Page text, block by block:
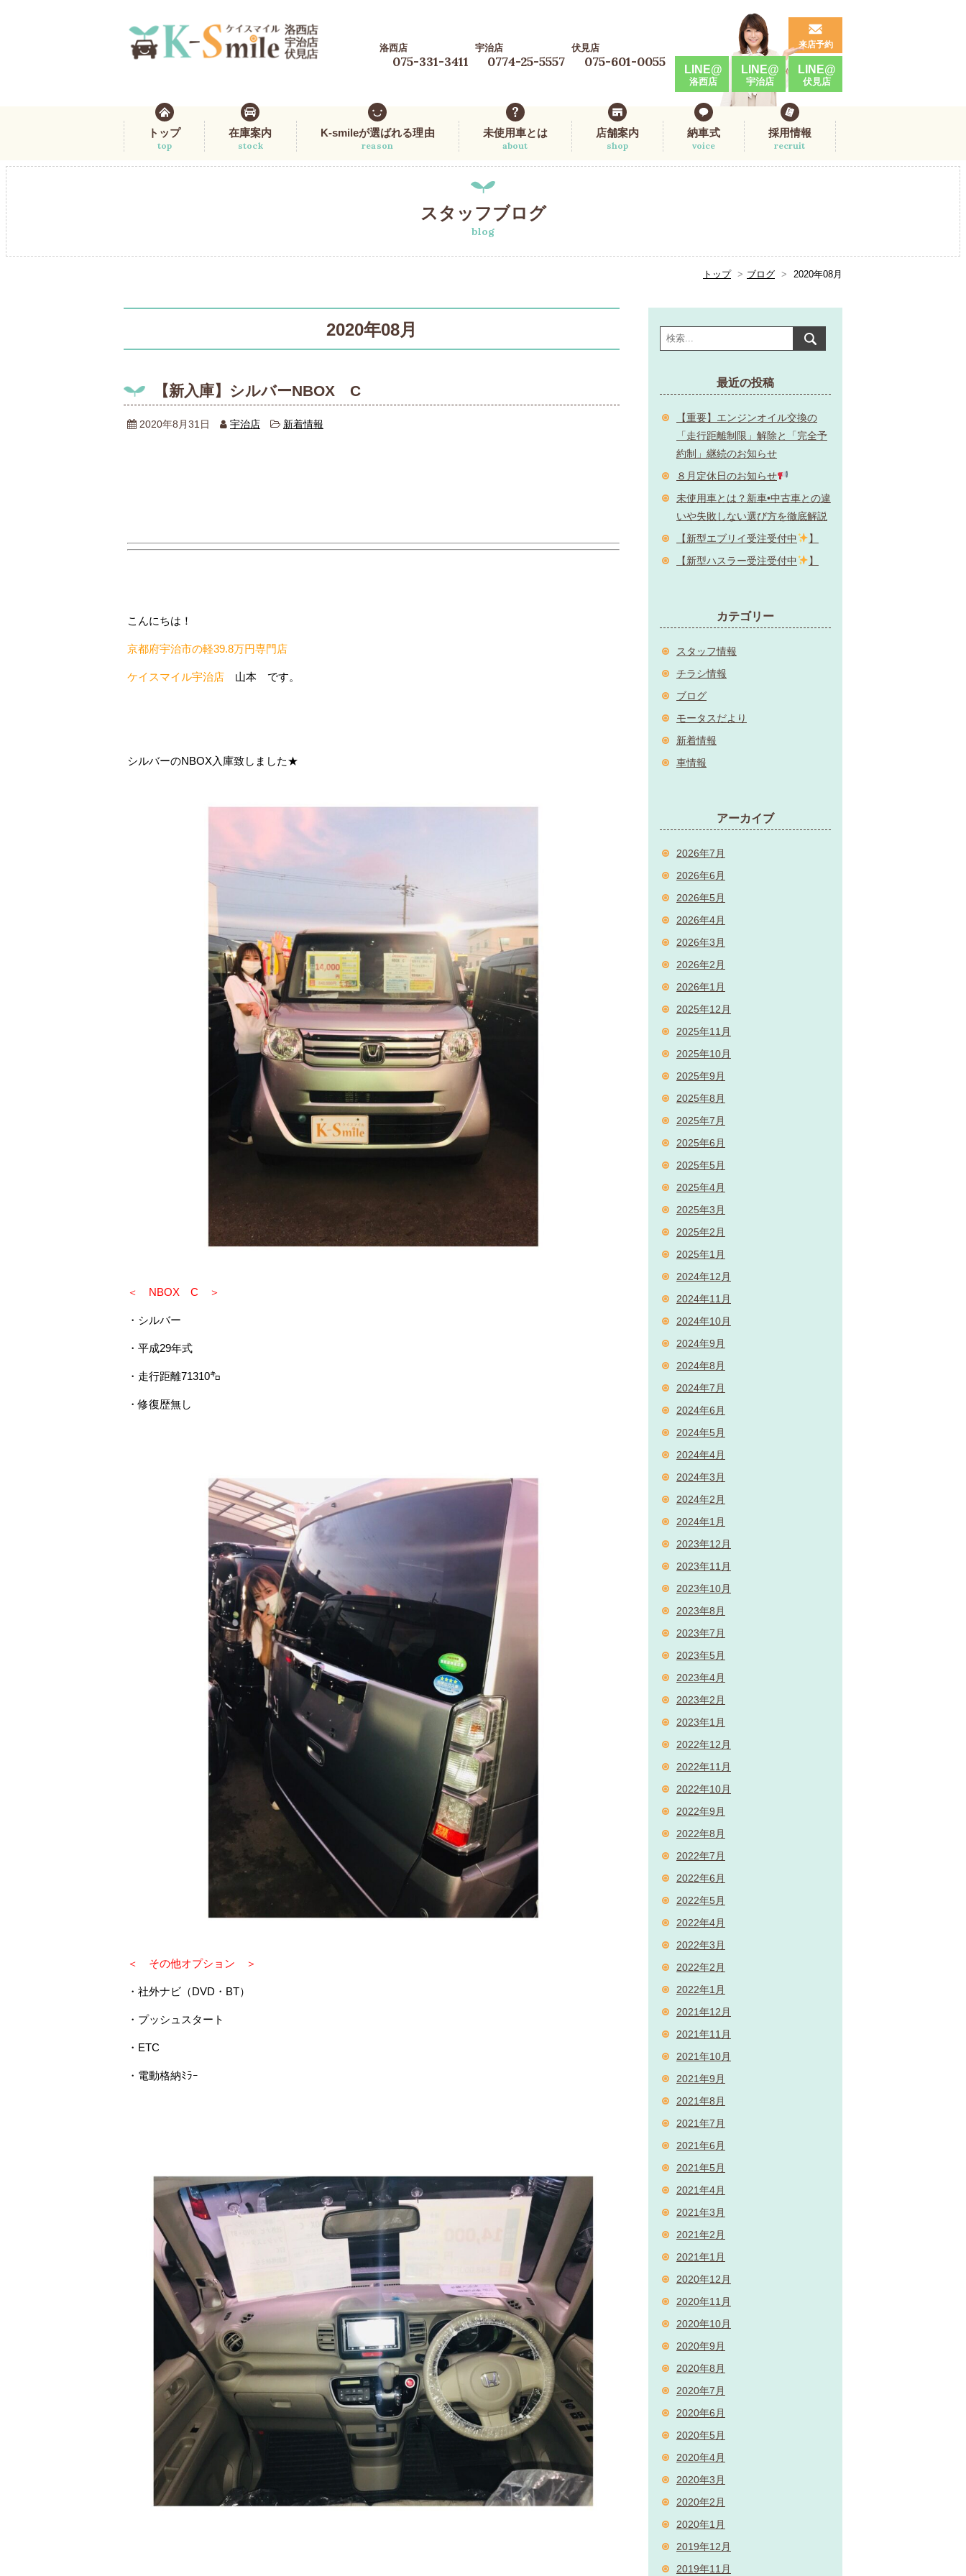
洛西店
075-331-3411
宇治店
0774-25-5557
伏見店
075-601-0055
来店予約
LINE@
洛西店
LINE@
宇治店
LINE@
伏見店
トップ
top
在庫案内
stock
K-smileが選ばれる理由
reason
未使用車とは
about
店舗案内
shop
納車式
voice
採用情報
recruit
スタッフブログ
blog
トップ ブログ 2020年08月
2020年08月
【新入庫】シルバーNBOX C
2020年8月31日 宇治店 新着情報
こんにちは！
京都府宇治市の軽39.8万円専門店
ケイスマイル宇治店 山本 です。
シルバーのNBOX入庫致しました★
＜ NBOX C ＞
・シルバー
・平成29年式
・走行距離71310㌔
・修復歴無し
＜ その他オプション ＞
・社外ナビ（DVD・BT）
・プッシュスタート
・ETC
・電動格納ﾐﾗｰ
最近の投稿
【重要】エンジンオイル交換の
「走行距離制限」解除と「完全予
約制」継続のお知らせ
８月定休日のお知らせ
未使用車とは？新車•中古車との違
いや失敗しない選び方を徹底解説
【新型エブリイ受注受付中
】
【新型ハスラー受注受付中
】
カテゴリー
スタッフ情報
チラシ情報
ブログ
モータスだより
新着情報
車情報
アーカイブ
2026年7月
2026年6月
2026年5月
2026年4月
2026年3月
2026年2月
2026年1月
2025年12月
2025年11月
2025年10月
2025年9月
2025年8月
2025年7月
2025年6月
2025年5月
2025年4月
2025年3月
2025年2月
2025年1月
2024年12月
2024年11月
2024年10月
2024年9月
2024年8月
2024年7月
2024年6月
2024年5月
2024年4月
2024年3月
2024年2月
2024年1月
2023年12月
2023年11月
2023年10月
2023年8月
2023年7月
2023年5月
2023年4月
2023年2月
2023年1月
2022年12月
2022年11月
2022年10月
2022年9月
2022年8月
2022年7月
2022年6月
2022年5月
2022年4月
2022年3月
2022年2月
2022年1月
2021年12月
2021年11月
2021年10月
2021年9月
2021年8月
2021年7月
2021年6月
2021年5月
2021年4月
2021年3月
2021年2月
2021年1月
2020年12月
2020年11月
2020年10月
2020年9月
2020年8月
2020年7月
2020年6月
2020年5月
2020年4月
2020年3月
2020年2月
2020年1月
2019年12月
2019年11月